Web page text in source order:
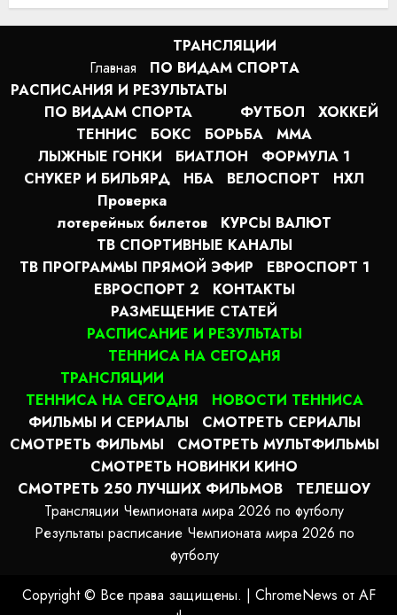
Главная
ТРАНСЛЯЦИИ
ПО ВИДАМ СПОРТA
РАСПИСАНИЯ И РЕЗУЛЬТАТЫ
ПО ВИДАМ СПОРТА
ФУТБОЛ
ХОККЕЙ
ТЕННИС
БОКС БОРЬБА
MMA
ЛЫЖНЫЕ ГОНКИ
БИАТЛОН
ФОРМУЛА 1
СНУКЕР И БИЛЬЯРД
НБА ВЕЛОСПОРТ
НХЛ
Проверка
лотерейных билетов
КУРСЫ ВАЛЮТ
ТВ СПОРТИВНЫЕ КАНАЛЫ
ТВ ПРОГРАММЫ ПРЯМОЙ ЭФИР
ЕВРОСПОРТ 1
ЕВРОСПОРТ 2
КОНТАКТЫ
РАЗМЕЩЕНИЕ СТАТЕЙ
РАСПИСАНИЕ И РЕЗУЛЬТАТЫ
ТЕННИСА НА СЕГОДНЯ
ТРАНСЛЯЦИИ
ТЕННИСА НА СЕГОДНЯ
НОВОСТИ ТЕННИСА
ФИЛЬМЫ И СЕРИАЛЫ
СМОТРЕТЬ СЕРИАЛЫ
СМОТРЕТЬ ФИЛЬМЫ
СМОТРЕТЬ МУЛЬТФИЛЬМЫ
СМОТРЕТЬ НОВИНКИ КИНО
СМОТРЕТЬ 250 ЛУЧШИХ ФИЛЬМОВ
ТЕЛЕШОУ
Трансляции Чемпионата мира 2026 по футболу
Результаты расписание Чемпионата мира 2026 по
футболу
Copyright © Все права защищены. | ChromeNews от AF